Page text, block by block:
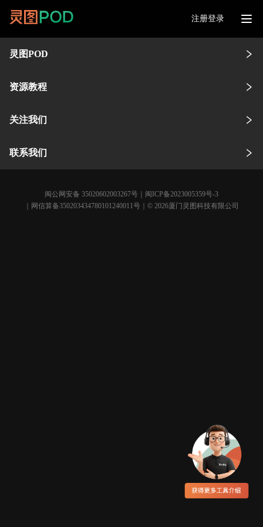
注册登录
灵图POD
资源教程
关注我们
联系我们
闽公网安备 35020602003267号
闽ICP备2023005359号-3
｜网信算备350203434780101240011号｜© 2026厦门灵图科技有限公司